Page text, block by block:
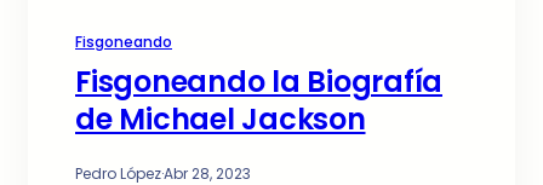
Fisgoneando
Fisgoneando la Biografía
de Michael Jackson
Pedro López·Abr 28, 2023